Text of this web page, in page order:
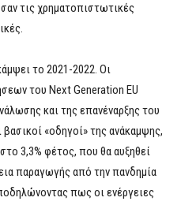
τις χρηματοπιστωτικές
το 2021-2022. Οι
του Next Generation EU
και της επανέναρξης του
βασικοί «οδηγοί» της ανάκαμψης,
3,3% φέτος, που θα αυξηθεί
παραγωγής από την πανδημία
πως οι ενέργειες